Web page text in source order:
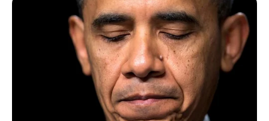
οκτώ ημερών στη ΜΕΘ του «Άγιος
Ανδρέας»
Απάτη με τρακτέρ στην Εύβοια: Έκανε
φτερά προκαταβολή 2.480€
Σκιάθος: Φυλάκιση 15 μηνών στη
Βρετανίδα που μέθυσε με την 15χρονη